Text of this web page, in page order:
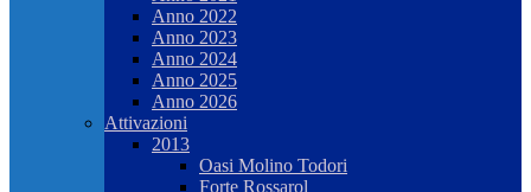
Anno 2022
Anno 2023
Anno 2024
Anno 2025
Anno 2026
Attivazioni
2013
Oasi Molino Todori
Forte Rossarol